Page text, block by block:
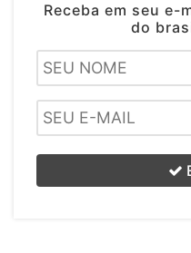
Receba em seu
do